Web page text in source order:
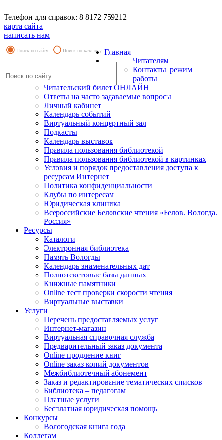
Телефон для справок: 8 8172 759212
карта сайта
написать нам
Поиск по сайту Поиск по каталогу Главная
Читателям
Контакты, режим
работы
Читательский билет ОНЛАЙН
Ответы на часто задаваемые вопросы
Личный кабинет
Календарь событий
Виртуальный концертный зал
Подкасты
Календарь выставок
Правила пользования библиотекой
Правила пользования библиотекой в картинках
Условия и порядок предоставления доступа к
ресурсам Интернет
Политика конфиденциальности
Клубы по интересам
Юридическая клиника
Всероссийские Беловские чтения «Белов. Вологда.
Россия»
Ресурсы
Каталоги
Электронная библиотека
Память Вологды
Календарь знаменательных дат
Полнотекстовые базы данных
Книжные памятники
Online тест проверки скорости чтения
Виртуальные выставки
Услуги
Перечень предоставляемых услуг
Интернет-магазин
Виртуальная справочная служба
Предварительный заказ документа
Online продление книг
Online заказ копий документов
Межбиблиотечный абонемент
Заказ и редактирование тематических списков
Библиотека – педагогам
Платные услуги
Бесплатная юридическая помощь
Конкурсы
Вологодская книга года
Коллегам